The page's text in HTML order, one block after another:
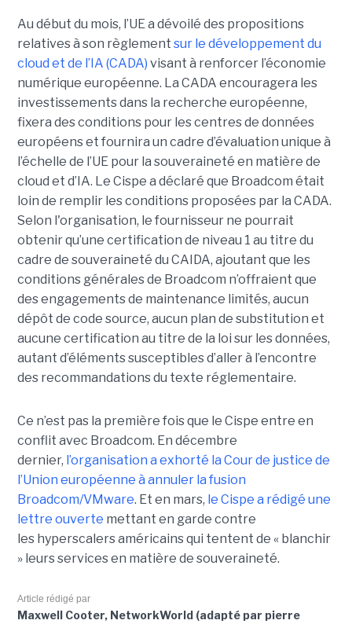
Au début du mois, l’UE a dévoilé des propositions
relatives à son règlement sur le développement du
cloud et de l’IA (CADA) visant à renforcer l’économie
numérique européenne. La CADA encouragera les
investissements dans la recherche européenne,
fixera des conditions pour les centres de données
européens et fournira un cadre d’évaluation unique à
l’échelle de l’UE pour la souveraineté en matière de
cloud et d’IA. Le Cispe a déclaré que Broadcom était
loin de remplir les conditions proposées par la CADA.
Selon l'organisation, le fournisseur ne pourrait
obtenir qu’une certification de niveau 1 au titre du
cadre de souveraineté du CAIDA, ajoutant que les
conditions générales de Broadcom n’offraient que
des engagements de maintenance limités, aucun
dépôt de code source, aucun plan de substitution et
aucune certification au titre de la loi sur les données,
autant d’éléments susceptibles d’aller à l’encontre
des recommandations du texte réglementaire.
Ce n’est pas la première fois que le Cispe entre en
conflit avec Broadcom. En décembre
dernier, l’organisation a exhorté la Cour de justice de
l’Union européenne à annuler la fusion
Broadcom/VMware. Et en mars, le Cispe a rédigé une
lettre ouverte mettant en garde contre
les hyperscalers américains qui tentent de « blanchir
» leurs services en matière de souveraineté.
Article rédigé par
Maxwell Cooter, NetworkWorld (adapté par pierre